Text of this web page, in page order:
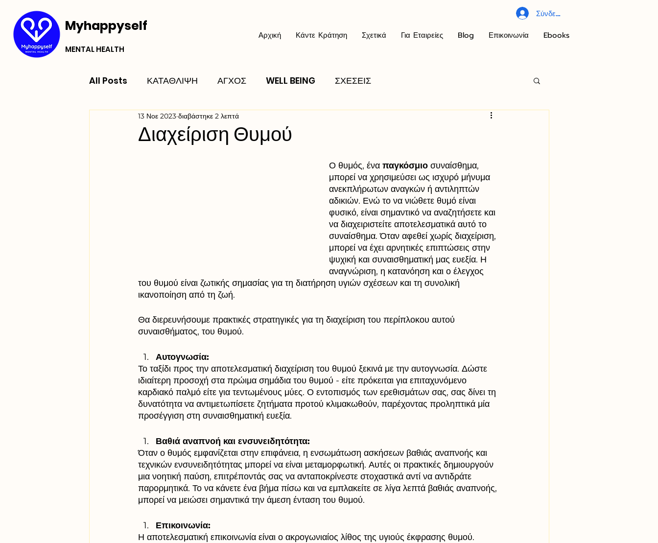
Myhappyself
MENTAL HEALTH
Αρχική Κάντε Κράτηση Σχετικά Για Εταιρείες Blog Επικοινωνία Ebooks
Σύνδεση
All Posts ΚΑΤΑΘΛΙΨΗ ΑΓΧΟΣ WELL BEING ΣΧΕΣΕΙΣ
Διαχείριση Θυμού
13 Νοε 2023 διαβάστηκε 2 λεπτά
Ο θυμός, ένα παγκόσμιο συναίσθημα,
μπορεί να χρησιμεύσει ως ισχυρό μήνυμα
ανεκπλήρωτων αναγκών ή αντιληπτών
αδικιών. Ενώ το να νιώθετε θυμό είναι
φυσικό, είναι σημαντικό να αναζητήσετε και
να διαχειριστείτε αποτελεσματικά αυτό το
συναίσθημα. Όταν αφεθεί χωρίς διαχείριση,
μπορεί να έχει αρνητικές επιπτώσεις στην
ψυχική και συναισθηματική μας ευεξία. Η
αναγνώριση, η κατανόηση και ο έλεγχος
του θυμού είναι ζωτικής σημασίας για τη διατήρηση υγιών σχέσεων και τη συνολική
ικανοποίηση από τη ζωή.
Θα διερευνήσουμε πρακτικές στρατηγικές για τη διαχείριση του περίπλοκου αυτού
συναισθήματος, του θυμού.
Αυτογνωσία:
Το ταξίδι προς την αποτελεσματική διαχείριση του θυμού ξεκινά με την αυτογνωσία. Δώστε
ιδιαίτερη προσοχή στα πρώιμα σημάδια του θυμού - είτε πρόκειται για επιταχυνόμενο
καρδιακό παλμό είτε για τεντωμένους μύες. Ο εντοπισμός των ερεθισμάτων σας, σας δίνει τη
δυνατότητα να αντιμετωπίσετε ζητήματα προτού κλιμακωθούν, παρέχοντας προληπτικά μία
προσέγγιση στη συναισθηματική ευεξία.
Βαθιά αναπνοή και ενσυνειδητότητα:
Όταν ο θυμός εμφανίζεται στην επιφάνεια, η ενσωμάτωση ασκήσεων βαθιάς αναπνοής και
τεχνικών ενσυνειδητότητας μπορεί να είναι μεταμορφωτική. Αυτές οι πρακτικές δημιουργούν
μια νοητική παύση, επιτρέποντάς σας να ανταποκρίνεστε στοχαστικά αντί να αντιδράτε
παρορμητικά. Το να κάνετε ένα βήμα πίσω και να εμπλακείτε σε λίγα λεπτά βαθιάς αναπνοής,
μπορεί να μειώσει σημαντικά την άμεση ένταση του θυμού.
Επικοινωνία:
Η αποτελεσματική επικοινωνία είναι ο ακρογωνιαίος λίθος της υγιούς έκφρασης θυμού.